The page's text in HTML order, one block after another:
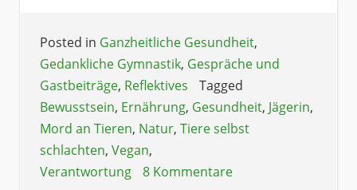
Posted in Ganzheitliche Gesundheit,
Gedankliche Gymnastik, Gespräche und
Gastbeiträge, Reflektives
Tagged
Bewusstsein, Ernährung, Gesundheit, Jägerin,
Mord an Tieren, Natur, Tiere selbst
schlachten, Vegan,
Verantwortung
8 Kommentare